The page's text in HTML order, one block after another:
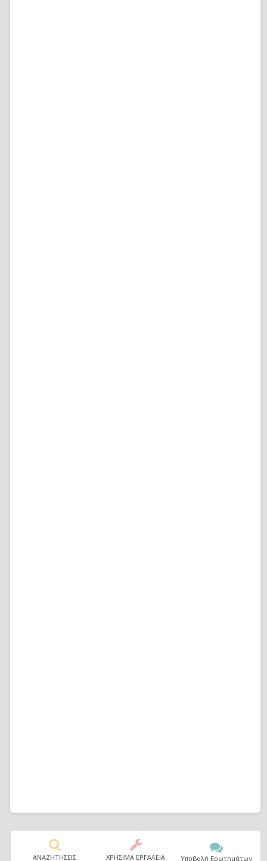
ΑΝΑΖΗΤΗΣΕΙΣ ΧΡΗΣΙΜΑ ΕΡΓΑΛΕΙΑ Υποβολή Ερωτημάτων